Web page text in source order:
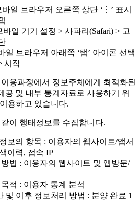
바일 브라우저 오른쪽 상단 ‘⋮’ 표시
바일 기기 설정 > 사파리(Safari) > 고
일 브라우저 아래쪽 ‘탭’ 아이콘 선택
시작
용과정에서 정보주체에게 최적화된
공 및 내부 통계자료로 사용하기 위
용하고 있습니다.
이 행태정보를 수집합니다.
보의 항목 : 이용자의 웹사이트/앱서
이력, 접속 IP
법 : 이용자의 웹사이트 및 앱방문/
적 : 이용자 통계 분석
및 이후 정보처리 방법 : 분양 완료 1